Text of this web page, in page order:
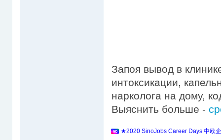
Запоя вывод в
интоксикации,
нарколога на дому,
Выяснить больше -
★2020 SinoJobs Career Days 中欧